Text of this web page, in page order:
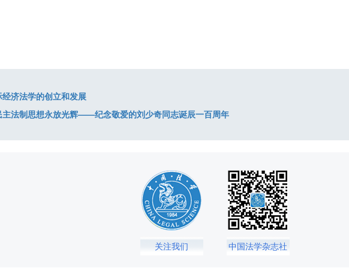
济法学的创立和发展
主法制思想永放光辉——纪念敬爱的刘少奇同志诞辰一百周年
关注我们 中国法学杂志社